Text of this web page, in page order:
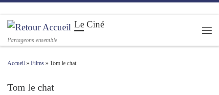
Passer au contenu
Le Ciné
Partageons ensemble
Accueil » Films » Tom le chat
Tom le chat